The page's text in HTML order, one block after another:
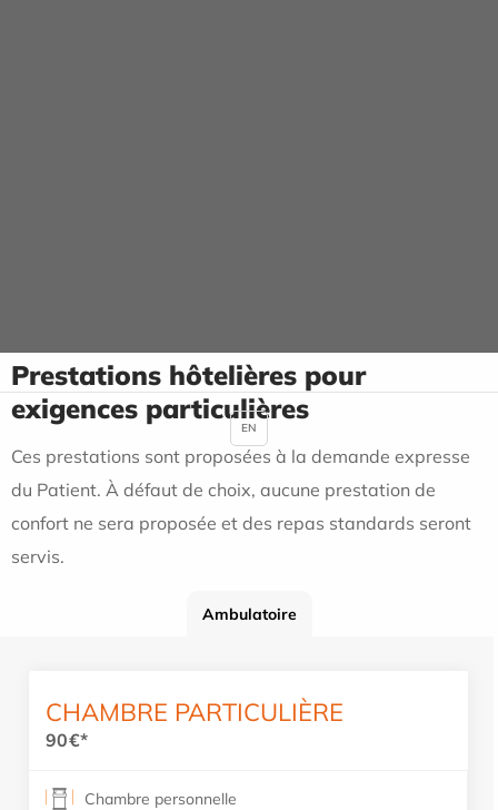
Prestations hôtelières pour
exigences particulières
Ces prestations sont proposées à la demande expresse
du Patient. À défaut de choix, aucune prestation de
confort ne sera proposée et des repas standards seront
servis.
Ambulatoire
CHAMBRE PARTICULIÈRE
90€*
Chambre personnelle
EN